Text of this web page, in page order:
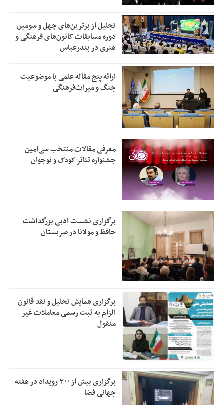
تجلیل از بر‌ترین‌های چهل و سومین
دوره مسابقات کانون‌های فرهنگی و
هنری در بندرعباس
ارائه پنج مقاله علمی با موضوعیت
جنگ و میراث‌فرهنگی
معرفی مقالات منتخب سی‌امین
جشنواره تئاتر کودک و نوجوان
برگزاری نشست ادبی بزرگداشت
حافظ و مولانا در صربستان
برگزاری همایش تحلیل و نقد قانون
الزام به ثبت رسمی معاملات غیر
منقول
برگزاری بیش از ۳۰۰ رویداد در هفته
جهانی فضا